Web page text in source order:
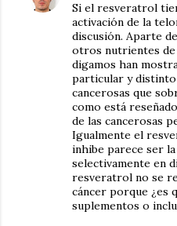
Si el resveratrol
activación de la
discusión. Aparte
otros nutrientes
digamos han
particular y distinto
cancerosas que
como está
de las cancerosas
Igualmente el
inhibe parece ser
selectivamente en
resveratrol no se
cáncer porque ¿es
suplementos o